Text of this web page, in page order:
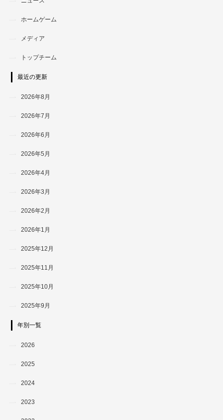
ホームゲーム
メディア
トップチーム
最近の更新
2026年8月
2026年7月
2026年6月
2026年5月
2026年4月
2026年3月
2026年2月
2026年1月
2025年12月
2025年11月
2025年10月
2025年9月
年別一覧
2026
2025
2024
2023